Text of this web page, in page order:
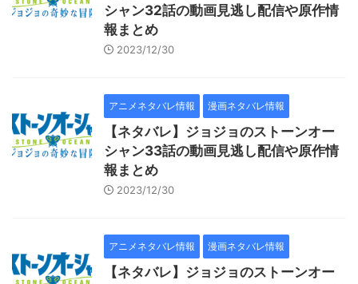
シャン32話の動画見逃し配信や原作情
報まとめ
2023/12/30
アニメネタバレ情報 漫画ネタバレ情報
【ネタバレ】ジョジョのストーンオー
シャン33話の動画見逃し配信や原作情
報まとめ
2023/12/30
アニメネタバレ情報 漫画ネタバレ情報
【ネタバレ】ジョジョのストーンオー